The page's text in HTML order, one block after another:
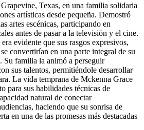
Texas, en una familia solidaria
artísticas desde pequeña. Demostró
artes escénicas, participando en
antes de pasar a la televisión y el cine.
evidente que sus rasgos expresivos,
convertirían en una parte integral de su
Su familia la animó a perseguir
sus talentos, permitiéndole desarrollar
La vida temprana de Mckenna Grace
para sus habilidades técnicas de
natural de conectar
haciendo que su sonrisa de
en una de las promesas más destacadas